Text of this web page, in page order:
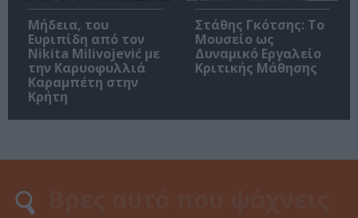
Μήδεια, του
Ευριπίδη από τον
Nikita Milivojević με
την Καρυοφυλλιά
Καραμπέτη στην
Κρήτη
Στάθης Γκότσης: Το
Μουσείο ως
Δυναμικό Εργαλείο
Κριτικής Μάθησης